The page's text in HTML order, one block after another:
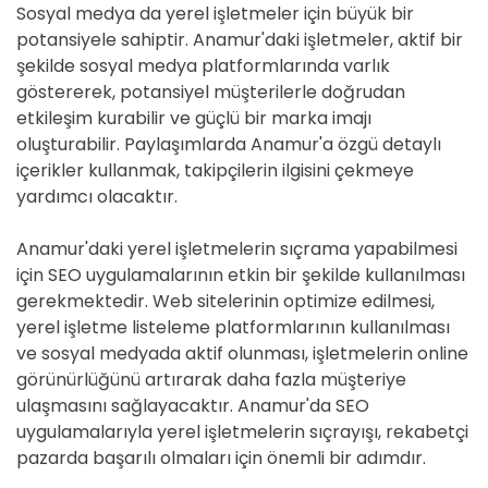
Sosyal medya da yerel işletmeler için büyük bir
potansiyele sahiptir. Anamur'daki işletmeler, aktif bir
şekilde sosyal medya platformlarında varlık
göstererek, potansiyel müşterilerle doğrudan
etkileşim kurabilir ve güçlü bir marka imajı
oluşturabilir. Paylaşımlarda Anamur'a özgü detaylı
içerikler kullanmak, takipçilerin ilgisini çekmeye
yardımcı olacaktır.
Anamur'daki yerel işletmelerin sıçrama yapabilmesi
için SEO uygulamalarının etkin bir şekilde kullanılması
gerekmektedir. Web sitelerinin optimize edilmesi,
yerel işletme listeleme platformlarının kullanılması
ve sosyal medyada aktif olunması, işletmelerin online
görünürlüğünü artırarak daha fazla müşteriye
ulaşmasını sağlayacaktır. Anamur'da SEO
uygulamalarıyla yerel işletmelerin sıçrayışı, rekabetçi
pazarda başarılı olmaları için önemli bir adımdır.